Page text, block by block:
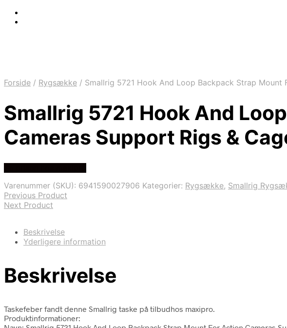
Forside / Rygsække / Smallrig 5721 Hook And Loop Backpack Strap Mount
Smallrig 5721 Hook And
Cameras Support Rigs &
Varenummer (SKU): 6941590027906 Kategorier: Rygsække, Smallrig
Previous Product
Next Product
Beskrivelse
Yderligere information
Beskrivelse
Taskefeber fandt denne Smallrig taske på tilbudhos maxipro.
Produktinformationer: